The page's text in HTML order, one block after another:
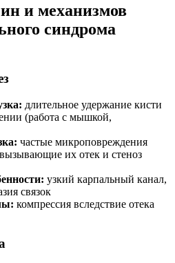
и механизмов
синдрома
длительное удержание кисти
(работа с мышкой,
частые микроповреждения
их отек и стеноз
узкий карпальный канал,
связок
компрессия вследствие отека